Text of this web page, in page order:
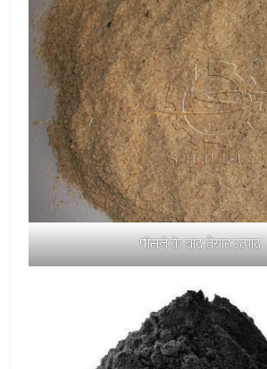
पीसने के बाद तैयार उत्पाद